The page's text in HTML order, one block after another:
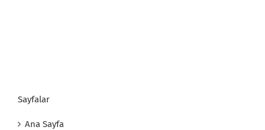
Sayfalar
Ana Sayfa